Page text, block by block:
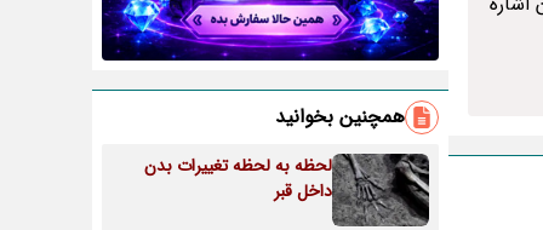
همچنین بخوانید
لحظه به لحظه تغییرات بدن
داخل قبر